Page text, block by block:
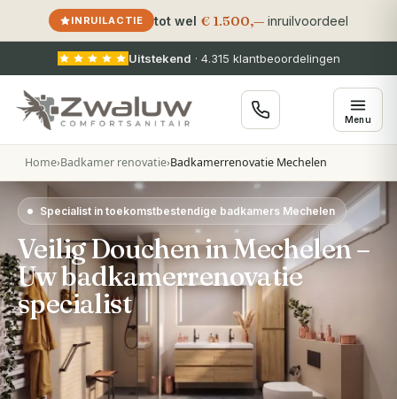
INRUILACTIE tot wel € 1.500,— inruilvoordeel
Uitstekend · 4.315 klantbeoordelingen
Menu
Home›Badkamer renovatie›Badkamerrenovatie Mechelen
Specialist in toekomstbestendige badkamers Mechelen
Veilig Douchen in Mechelen –
Uw badkamerrenovatie
specialist